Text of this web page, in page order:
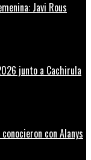
Javi Rous
junto a Cachirula
con Alanys